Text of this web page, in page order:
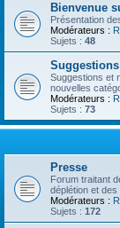
Bienvenue
Présentation
Modérateurs :
Sujets : 48
Suggestions et
nouvelles
Modérateurs :
Sujets : 73
Presse
Forum traitant
déplétion et des
Modérateurs :
Sujets : 172